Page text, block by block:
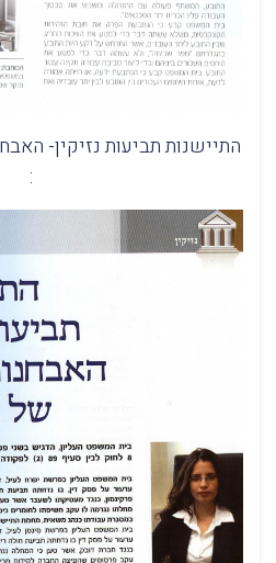
התיישנות תביעות נזיקין-
: